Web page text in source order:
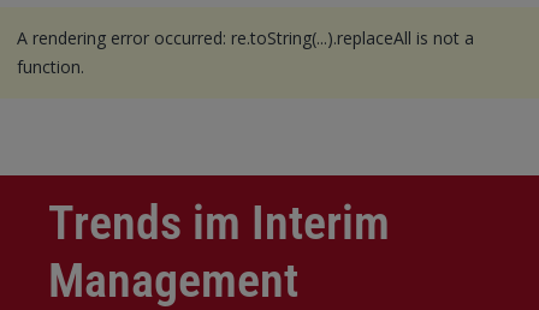
A rendering error occurred: re.toString(...).replaceAll is not a
function.
Trends im Interim
Management